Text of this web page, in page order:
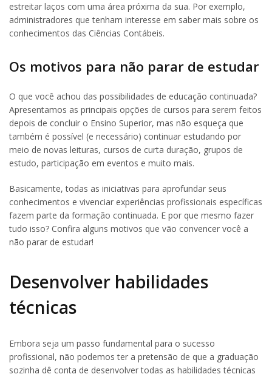
estreitar laços com uma área próxima da sua. Por exemplo,
administradores que tenham interesse em saber mais sobre os
conhecimentos das Ciências Contábeis.
Os motivos para não parar de estudar
O que você achou das possibilidades de educação continuada?
Apresentamos as principais opções de cursos para serem feitos
depois de concluir o Ensino Superior, mas não esqueça que
também é possível (e necessário) continuar estudando por
meio de novas leituras, cursos de curta duração, grupos de
estudo, participação em eventos e muito mais.
Basicamente, todas as iniciativas para aprofundar seus
conhecimentos e vivenciar experiências profissionais específicas
fazem parte da formação continuada. E por que mesmo fazer
tudo isso? Confira alguns motivos que vão convencer você a
não parar de estudar!
Desenvolver habilidades
técnicas
Embora seja um passo fundamental para o sucesso
profissional, não podemos ter a pretensão de que a graduação
sozinha dê conta de desenvolver todas as habilidades técnicas